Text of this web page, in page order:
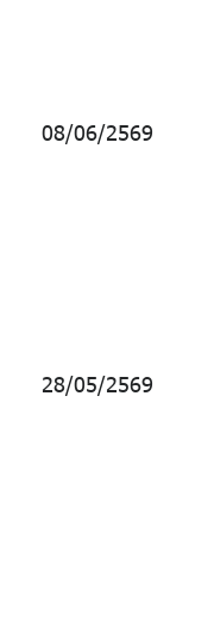
08/06/2569
28/05/2569